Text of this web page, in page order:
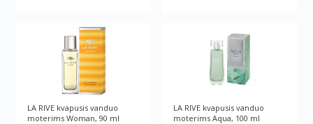
LA RIVE kvapusis vanduo
moterims Woman, 90 ml
LA RIVE kvapusis vanduo
moterims Aqua, 100 ml